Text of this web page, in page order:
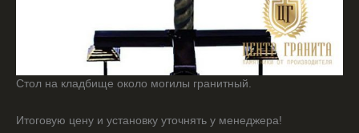
Стол на кладбище около могилы гранитный.
Итоговую цену и установку уточнять у менеджера!